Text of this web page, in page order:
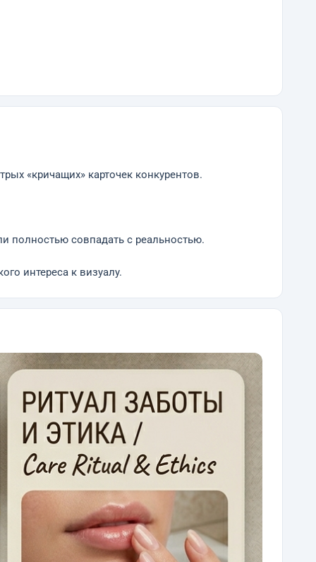
«кричащих» карточек конкурентов.
полностью совпадать с реальностью.
интереса к визуалу.